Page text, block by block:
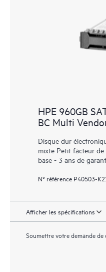
HPE 960GB
BC Multi
Disque dur
mixte Petit facteur
base - 3 ans de
N° référence P40503-
Afficher les spécifications
Soumettre votre demande